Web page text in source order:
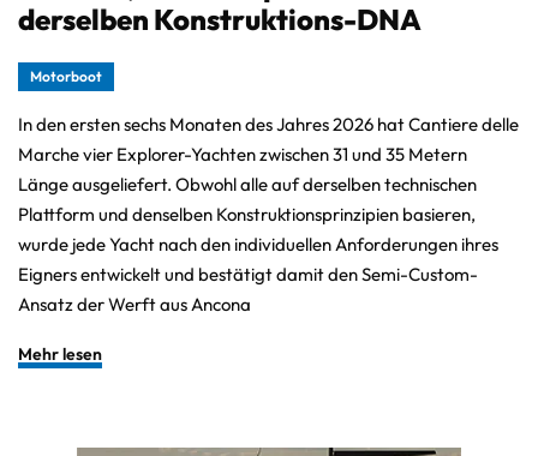
derselben Konstruktions-DNA
Motorboot
In den ersten sechs Monaten des Jahres 2026 hat Cantiere delle
Marche vier Explorer-Yachten zwischen 31 und 35 Metern
Länge ausgeliefert. Obwohl alle auf derselben technischen
Plattform und denselben Konstruktionsprinzipien basieren,
wurde jede Yacht nach den individuellen Anforderungen ihres
Eigners entwickelt und bestätigt damit den Semi-Custom-
Ansatz der Werft aus Ancona
Mehr lesen